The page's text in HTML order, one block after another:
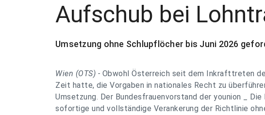
Aufschub bei
Umsetzung ohne Schlupflöcher bis Juni 2026
Wien (OTS) - Obwohl Österreich seit dem Inkrafttreten
Zeit hatte, die Vorgaben in nationales Recht zu
Umsetzung. Der Bundesfrauenvorstand der younion _
sofortige und vollständige Verankerung der Richtlinie